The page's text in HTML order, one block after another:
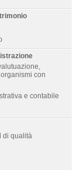
con
e contabile
di qualità